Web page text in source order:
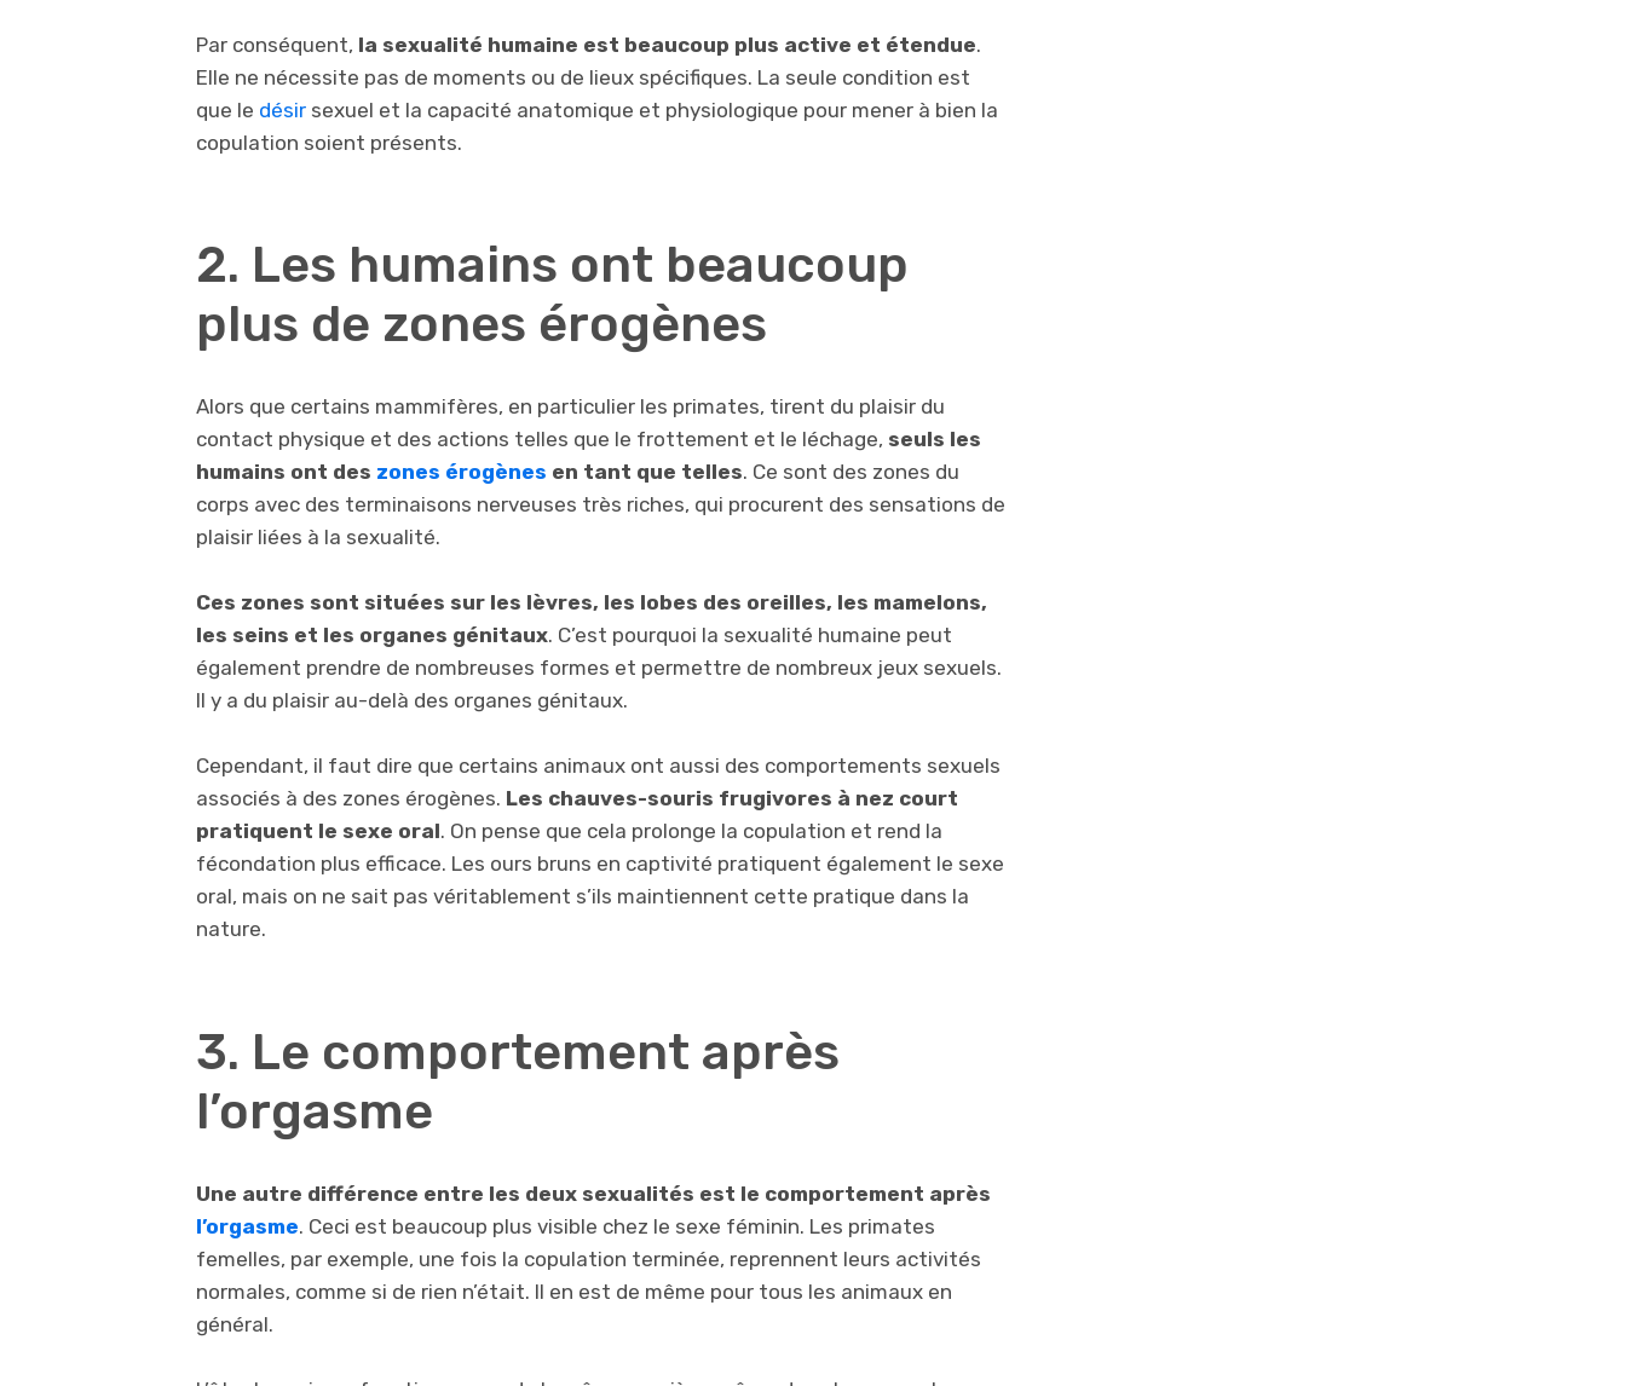
Par conséquent, la sexualité humaine est beaucoup plus active et étendue.
Elle ne nécessite pas de moments ou de lieux spécifiques. La seule condition est
que le désir sexuel et la capacité anatomique et physiologique pour mener à bien la
copulation soient présents.
2. Les humains ont beaucoup
plus de zones érogènes
Alors que certains mammifères, en particulier les primates, tirent du plaisir du
contact physique et des actions telles que le frottement et le léchage, seuls les
humains ont des zones érogènes en tant que telles. Ce sont des zones du
corps avec des terminaisons nerveuses très riches, qui procurent des sensations de
plaisir liées à la sexualité.
Ces zones sont situées sur les lèvres, les lobes des oreilles, les mamelons,
les seins et les organes génitaux. C’est pourquoi la sexualité humaine peut
également prendre de nombreuses formes et permettre de nombreux jeux sexuels.
Il y a du plaisir au-delà des organes génitaux.
Cependant, il faut dire que certains animaux ont aussi des comportements sexuels
associés à des zones érogènes. Les chauves-souris frugivores à nez court
pratiquent le sexe oral. On pense que cela prolonge la copulation et rend la
fécondation plus efficace. Les ours bruns en captivité pratiquent également le sexe
oral, mais on ne sait pas véritablement s’ils maintiennent cette pratique dans la
nature.
3. Le comportement après
l’orgasme
Une autre différence entre les deux sexualités est le comportement après
l’orgasme. Ceci est beaucoup plus visible chez le sexe féminin. Les primates
femelles, par exemple, une fois la copulation terminée, reprennent leurs activités
normales, comme si de rien n’était. Il en est de même pour tous les animaux en
général.